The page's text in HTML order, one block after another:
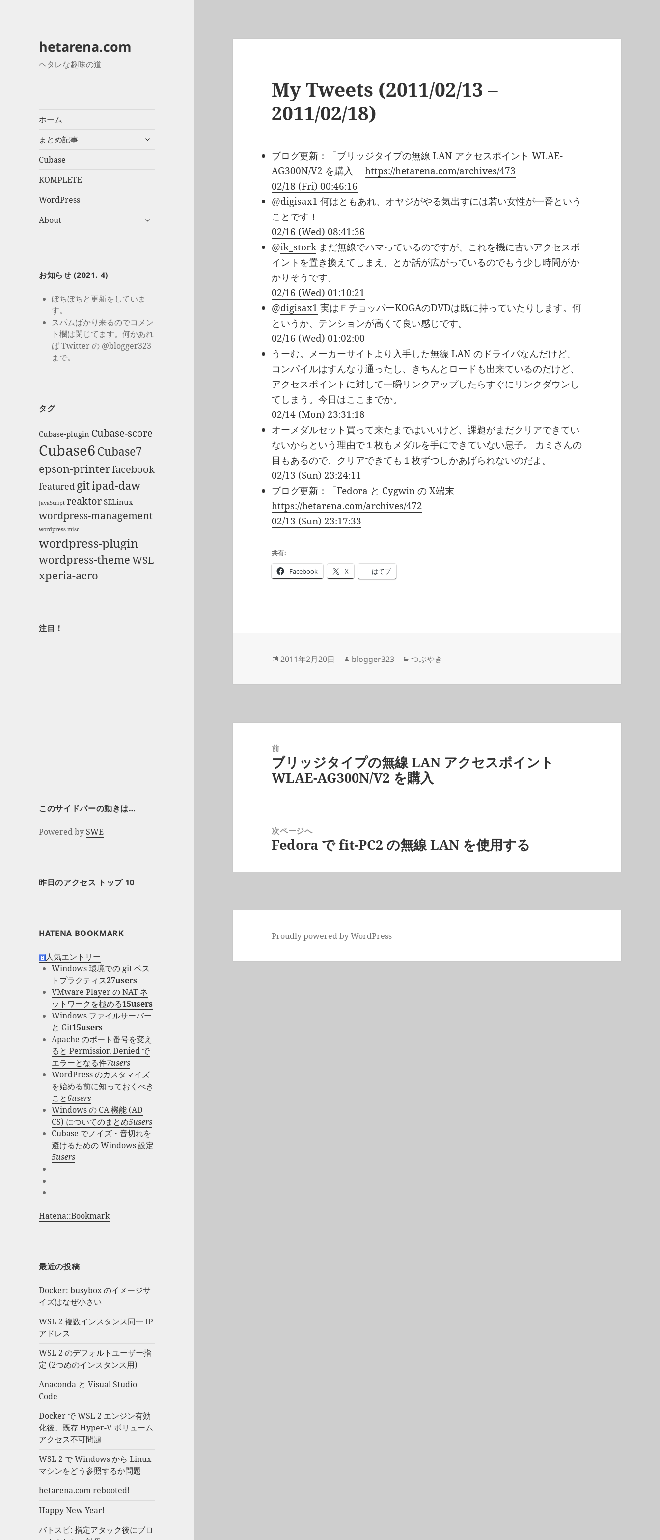
hetarena.com
ヘタレな趣味の道
ホーム
まとめ記事
サ
Cubase
KOMPLETE
WordPress
About
サ
展
お知らせ (2021. 4)
ぼちぼちと更新をしていま
す。
スパムばかり来るのでコメン
ト欄は閉じてます。何かあれ
ば Twitter の @blogger323
まで。
タグ
Cubase-plugin Cubase-score
Cubase6Cubase7
epson-printerfacebook
featured gitipad-daw
JavaScript reaktor SELinux
wordpress-management
wordpress-misc
wordpress-plugin
wordpress-themeWSL
xperia-acro
注目！
このサイドバーの動きは…
Powered by SWE
昨日のアクセス トップ 10
HATENA BOOKMARK
人気エントリー
Windows 環境での git ベス
トプラクティス27users
VMware Player の NAT ネ
ットワークを極める15users
Windows ファイルサーバー
と Git15users
Apache のポート番号を変え
ると Permission Denied で
エラーとなる件7users
WordPress のカスタマイズ
を始める前に知っておくべき
こと6users
Windows の CA 機能 (AD
CS) についてのまとめ5users
Cubase でノイズ・音切れを
避けるための Windows 設定
5users
Hatena::Bookmark
最近の投稿
Docker: busybox のイメージサ
イズはなぜ小さい
WSL 2 複数インスタンス同一 IP
アドレス
WSL 2 のデフォルトユーザー指
定 (2つめのインスタンス用)
Anaconda と Visual Studio
Code
Docker で WSL 2 エンジン有効
化後、既存 Hyper-V ボリューム
アクセス不可問題
WSL 2 で Windows から Linux
マシンをどう参照するか問題
hetarena.com rebooted!
Happy New Year!
バトスピ: 指定アタック後にブロ
My Tweets (2011/02/13 –
2011/02/18)
ブログ更新：「ブリッジタイプの無線 LAN アクセスポイント WLAE-
AG300N/V2 を購入」https://hetarena.com/archives/473
02/18 (Fri) 00:46:16
@digisax1 何はともあれ、オヤジがやる気出すには若い女性が一番という
ことです！
02/16 (Wed) 08:41:36
@ik_stork まだ無線でハマっているのですが、これを機に古いアクセスポ
イントを置き換えてしまえ、とか話が広がっているのでもう少し時間がか
かりそうです。
02/16 (Wed) 01:10:21
@digisax1 実はＦチョッパーKOGAのDVDは既に持っていたりします。何
というか、テンションが高くて良い感じです。
02/16 (Wed) 01:02:00
うーむ。メーカーサイトより入手した無線 LAN のドライバなんだけど、
コンパイルはすんなり通ったし、きちんとロードも出来ているのだけど、
アクセスポイントに対して一瞬リンクアップしたらすぐにリンクダウンし
てしまう。今日はここまでか。
02/14 (Mon) 23:31:18
オーメダルセット買って来たまではいいけど、課題がまだクリアできてい
ないからという理由で１枚もメダルを手にできていない息子。 カミさんの
目もあるので、クリアできても１枚ずつしかあげられないのだよ。
02/13 (Sun) 23:24:11
ブログ更新：「Fedora と Cygwin の X端末」
https://hetarena.com/archives/472
02/13 (Sun) 23:17:33
共有:
Facebook X はてブ
投
日:
2011年2月20日
作
者
blogger323
カ
ゴ
つぶやき
前
前
の
ブリッジタイプの無線 LAN アクセスポイント
WLAE-AG300N/V2 を購入
次ページへ
次
投
Fedora で fit-PC2 の無線 LAN を使用する
Proudly powered by WordPress